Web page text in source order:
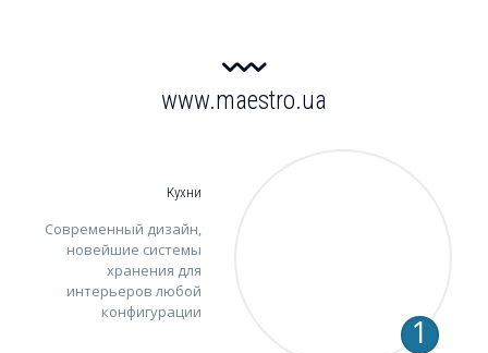
www.maestro.ua
1
Кухни
Современный дизайн,
новейшие системы
хранения для
интерьеров любой
конфигурации